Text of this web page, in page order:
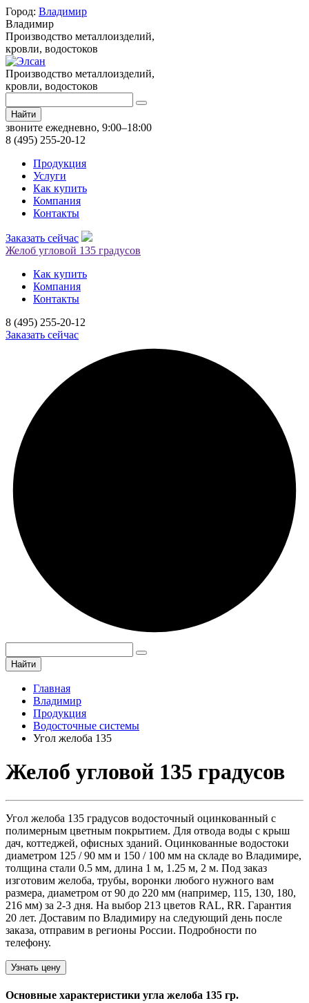
Город: Владимир
Владимир
Производство металлоизделий,
кровли, водостоков
Производство металлоизделий,
кровли, водостоков
Найти
звоните ежедневно, 9:00–18:00
8 (495) 255-20-12
Продукция
Услуги
Как купить
Компания
Контакты
Заказать сейчас
Желоб угловой 135 градусов
Как купить
Компания
Контакты
8 (495) 255-20-12
Заказать сейчас
Найти
Главная
Владимир
Продукция
Водосточные системы
Угол желоба 135
Желоб угловой 135 градусов
Угол желоба 135 градусов водосточный оцинкованный с
полимерным цветным покрытием. Для отвода воды с крыш
дач, коттеджей, офисных зданий. Оцинкованные водостоки
диаметром 125 / 90 мм и 150 / 100 мм на складе во Владимире,
толщина стали 0.5 мм, длина 1 м, 1.25 м, 2 м. Под заказ
изготовим желоба, трубы, воронки любого нужного вам
размера, диаметром от 90 до 220 мм (например, 115, 130, 180,
216 мм) за 2-3 дня. На выбор 213 цветов RAL, RR. Гарантия
20 лет. Доставим по Владимиру на следующий день после
заказа, отправим в регионы России. Подробности по
телефону.
Узнать цену
Основные характеристики угла желоба 135 гр.